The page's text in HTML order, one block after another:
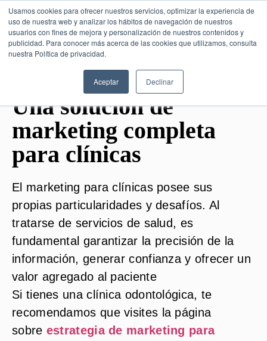
Usamos cookies para ofrecer nuestros servicios, optimizar la experiencia de
uso de nuestra web y analizar los hábitos de navegación de nuestros
usuarios con fines de mejora y personalización de nuestros contenidos y
publicidad. Para conocer más acerca de las cookies que utilizamos, consulta
nuestra Política de privacidad.
Aceptar Declinar
CONSULTORÍA GRATUITA
Una solución de
marketing completa
para clínicas
El marketing para clínicas posee sus
propias particularidades y desafíos. Al
tratarse de servicios de salud, es
fundamental garantizar la precisión de la
información, generar confianza y ofrecer un
valor agregado al paciente
Si tienes unaclínica odontológica, te
recomendamos que visites la página
sobre estrategia de marketing para